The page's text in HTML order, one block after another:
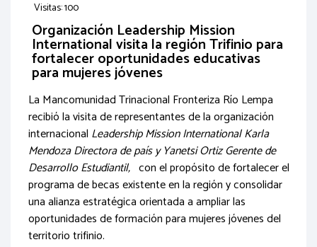
Visitas: 100
Organización Leadership Mission
International visita la región Trifinio para
fortalecer oportunidades educativas
para mujeres jóvenes
La Mancomunidad Trinacional Fronteriza Río Lempa
recibió la visita de representantes de la organización
internacional Leadership Mission International Karla
Mendoza Directora de país y Yanetsi Ortiz Gerente de
Desarrollo Estudiantil, con el propósito de fortalecer el
programa de becas existente en la región y consolidar
una alianza estratégica orientada a ampliar las
oportunidades de formación para mujeres jóvenes del
territorio trifinio.